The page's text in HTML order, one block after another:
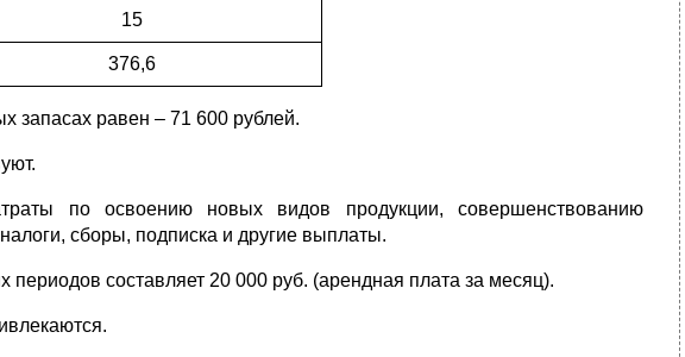
15
376,6
запасах равен – 71 600 рублей.
по освоению новых видов продукции, совершенствованию
сборы, подписка и другие выплаты.
составляет 20 000 руб. (арендная плата за месяц).